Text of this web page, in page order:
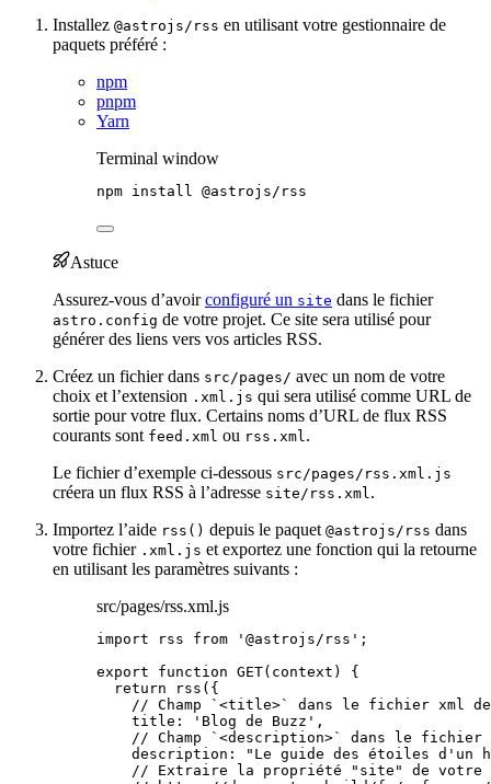
Installez @astrojs/rss en utilisant votre gestionnaire de
paquets préféré :
npm
pnpm
Yarn
Terminal window
npm install @astrojs/rss
Astuce
Assurez-vous d’avoirconfiguré un site dans le fichier
astro.config de votre projet. Ce site sera utilisé pour
générer des liens vers vos articles RSS.
Créez un fichier dans src/pages/ avec un nom de votre
choix et l’extension .xml.js qui sera utilisé comme URL de
sortie pour votre flux. Certains noms d’URL de flux RSS
courants sont feed.xml ou rss.xml.
Le fichier d’exemple ci-dessous src/pages/rss.xml.js
créera un flux RSS à l’adresse site/rss.xml.
Importez l’aide rss() depuis le paquet @astrojs/rss dans
votre fichier .xml.js et exportez une fonction qui la retourne
en utilisant les paramètres suivants :
src/pages/rss.xml.js
import rss from ' @astrojs/rss ' ;
export
function GET( context )
{
return
rss ({
// Champ `<title>` dans le fichier xml
title:
' Blog de Buzz ' ,
// Champ `<description>` dans le fichier
description:
" Le guide des étoiles d'un
// Extraire la propriété "site" de votre